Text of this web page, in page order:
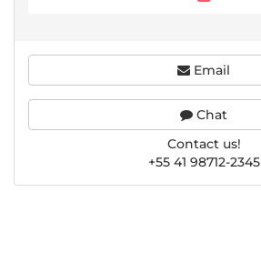
Email
Chat
Contact us!
+55 41 98712-2345